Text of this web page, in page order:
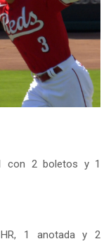
con 2 boletos y 1
1 anotada y 2